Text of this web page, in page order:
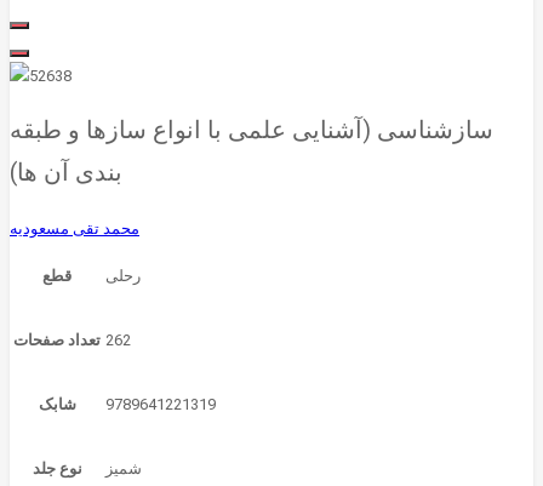
سازشناسی (آشنایی علمی با انواع سازها و طبقه
بندی آن ها)
محمد تقی مسعودیه
قطع رحلی
تعداد صفحات 262
شابک 9789641221319
نوع جلد شمیز